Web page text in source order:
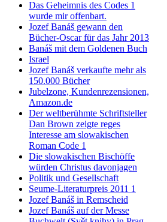
Das Geheimnis des Codes 1
wurde mir offenbart.
Jozef Banáš gewann den
Bücher-Oscar für das Jahr 2013
Banáš mit dem Goldenen Buch
Israel
Jozef Banáš verkaufte mehr als
150.000 Bücher
Jubelzone, Kundenrezensionen,
Amazon.de
Der weltberühmte Schriftsteller
Dan Brown zeigte reges
Interesse am slowakischen
Roman Code 1
Die slowakischen Bischöffe
würden Christus davonjagen
Politik und Gesellschaft
Seume-Literaturpreis 2011 1
Jozef Banáš in Remscheid
Jozef Banáš auf der Messe